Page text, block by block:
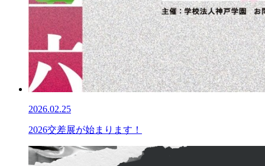
2026.02.25
2026交差展が始まります！